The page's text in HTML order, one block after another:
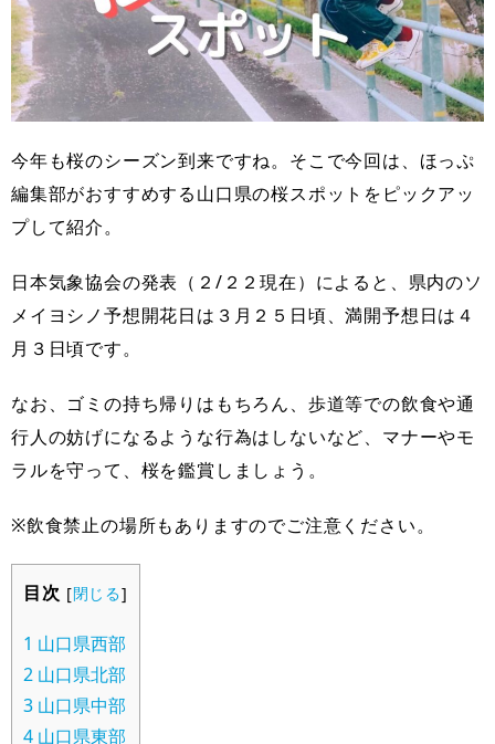
今年も桜のシーズン到来ですね。そこで今回は、ほっぷ
編集部がおすすめする山口県の桜スポットをピックアッ
プして紹介。
日本気象協会の発表（２/２２現在）によると、県内のソ
メイヨシノ予想開花日は３月２５日頃、満開予想日は４
月３日頃です。
なお、ゴミの持ち帰りはもちろん、歩道等での飲食や通
行人の妨げになるような行為はしないなど、マナーやモ
ラルを守って、桜を鑑賞しましょう。
※飲食禁止の場所もありますのでご注意ください。
目次 [閉じる]
1 山口県西部
2 山口県北部
3 山口県中部
4 山口県東部